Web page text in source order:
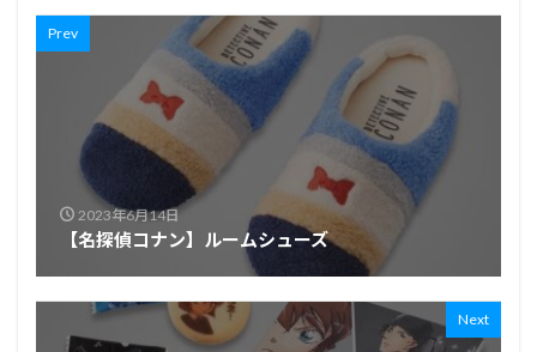
Prev
2023年6月14日
【名探偵コナン】ルームシューズ
Next